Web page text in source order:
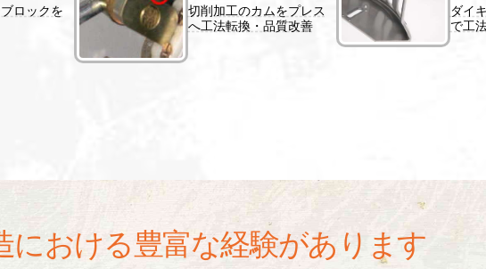
ロックを
切削加工のカムをプレス
へ工法転換・品質改善
ダイ
で工
における豊富な経験があります